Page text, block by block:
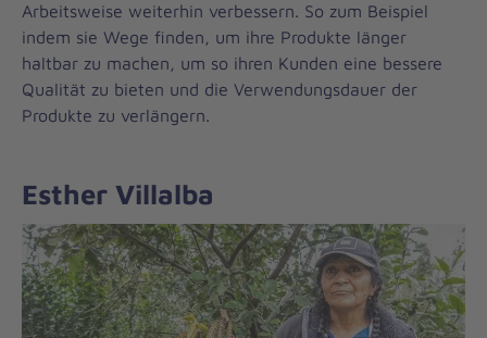
Arbeitsweise weiterhin verbessern. So zum Beispiel
indem sie Wege finden, um ihre Produkte länger
haltbar zu machen, um so ihren Kunden eine bessere
Qualität zu bieten und die Verwendungsdauer der
Produkte zu verlängern.
Esther Villalba